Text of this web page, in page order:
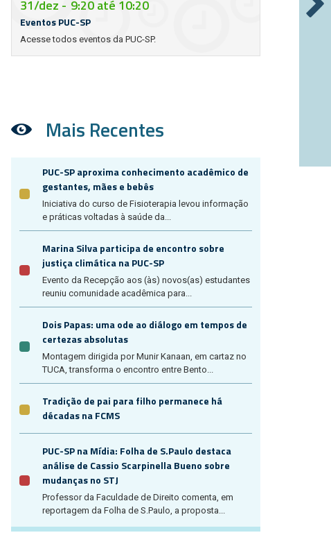
31/dez - 9:20até 10:20
Eventos PUC-SP
Acesse todos eventos da PUC-SP.
Mais Recentes
PUC-SP aproxima conhecimento acadêmico de
gestantes, mães e bebês
Iniciativa do curso de Fisioterapia levou informação
e práticas voltadas à saúde da...
Marina Silva participa de encontro sobre
justiça climática na PUC-SP
Evento da Recepção aos (às) novos(as) estudantes
reuniu comunidade acadêmica para...
Dois Papas: uma ode ao diálogo em tempos de
certezas absolutas
Montagem dirigida por Munir Kanaan, em cartaz no
TUCA, transforma o encontro entre Bento...
Tradição de pai para filho permanece há
décadas na FCMS
PUC-SP na Mídia: Folha de S.Paulo destaca
análise de Cassio Scarpinella Bueno sobre
mudanças no STJ
Professor da Faculdade de Direito comenta, em
reportagem da Folha de S.Paulo, a proposta...